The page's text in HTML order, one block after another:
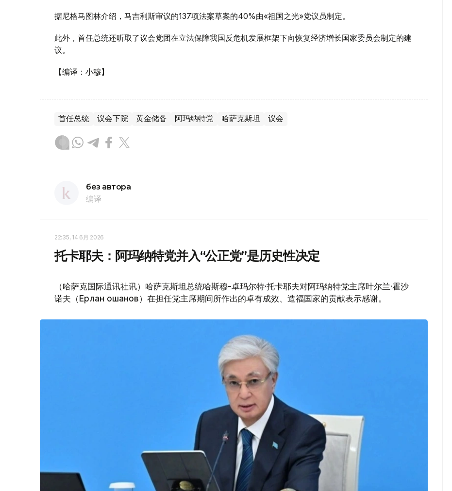
据尼格马图林介绍，马吉利斯审议的137项法案草案的40%由«祖国之光»党议员制定。
此外，首任总统还听取了议会党团在立法保障我国反危机发展框架下向恢复经济增长国家委员会制定的建
议。
【编译：小穆】
首任总统 议会下院 黄金储备 阿玛纳特党 哈萨克斯坦 议会
без автора
编译
22:35, 14 6月 2026
托卡耶夫：阿玛纳特党并入“公正党”是历史性决定
（哈萨克国际通讯社讯）哈萨克斯坦总统哈斯穆-卓玛尔特·托卡耶夫对阿玛纳特党主席叶尔兰·霍沙
诺夫（Ерлан Қошанов）在担任党主席期间所作出的卓有成效、造福国家的贡献表示感谢。